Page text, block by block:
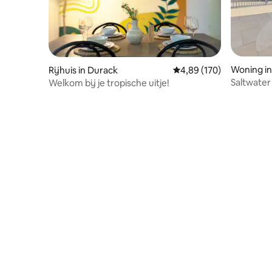
Rijhuis in Durack Gemiddelde
4,89 (170)
Welkom bij je tropische uitje!
Woning
Saltwater